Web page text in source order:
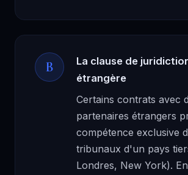
B
La clause de
étrangère
Certains contrats avec
partenaires étrangers
compétence exclusive
tribunaux d'un pays
Londres, New York).